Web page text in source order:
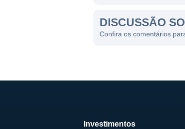
A MISONIX HOJE
produtos incluem
Além disso, a
DISCUSSÃO
Confira os comentários
Investimentos